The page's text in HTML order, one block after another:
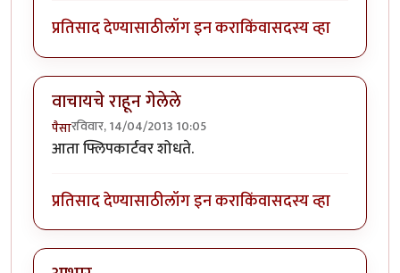
प्रतिसाद देण्यासाठीलॉग इन कराकिंवासदस्य व्हा
वाचायचे राहून गेलेले
पैसारविवार, 14/04/2013 10:05
आता फ्लिपकार्टवर शोधते.
प्रतिसाद देण्यासाठीलॉग इन कराकिंवासदस्य व्हा